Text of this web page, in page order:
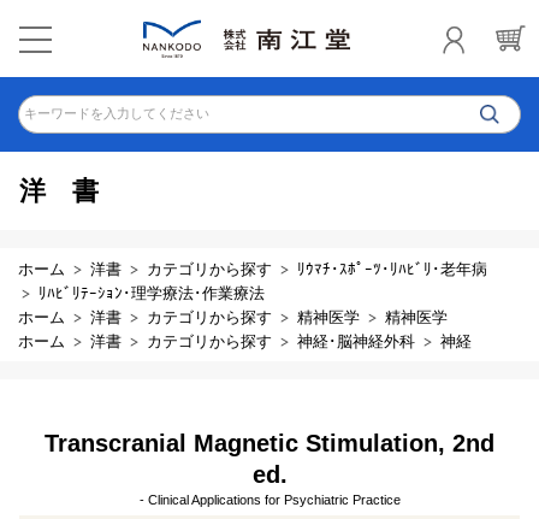
キーワードを入力してください
洋書
ホーム 洋書 カテゴリから探す
ﾘｳﾏﾁ･ｽﾎﾟｰﾂ･ﾘﾊﾋﾞﾘ･老年病
ﾘﾊﾋﾞﾘﾃｰｼｮﾝ･理学療法･作業療法
ホーム
洋書 カテゴリから探す 精神医学
精神医学
ホーム
洋書 カテゴリから探す 神経･脳神経外科 神経
Transcranial Magnetic Stimulation, 2nd
ed.
- Clinical Applications for Psychiatric Practice